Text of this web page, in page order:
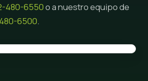
480-6550o a nuestro equipo de
6500.